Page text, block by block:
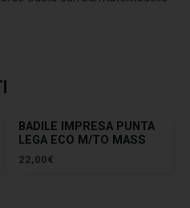
BADILE IMPRESA PUNTA
LEGA ECO M/TO MASS
22,00€